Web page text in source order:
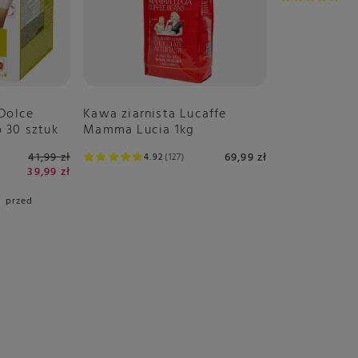
30 sztuk
41,99 zł
39,99 zł
przed
4.92 127
Kawa ziarnista Lucaffe
Mamma Lucia 1kg
69,99 zł